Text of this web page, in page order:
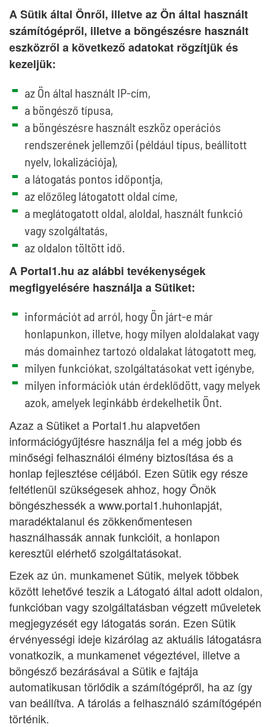
A Sütik által Önről, illetve az Ön által használt
számítógépről, illetve a böngészésre használt
eszközről a következő adatokat rögzítjük és
kezeljük:
az Ön által használt IP-cím,
a böngésző típusa,
a böngészésre használt eszköz operációs
rendszerének jellemzői (például típus, beállított
nyelv, lokalizációja),
a látogatás pontos időpontja,
az előzőleg látogatott oldal címe,
a meglátogatott oldal, aloldal, használt funkció
vagy szolgáltatás,
az oldalon töltött idő.
A Portal1.hu az alábbi tevékenységek
megfigyelésére használja a Sütiket:
információt ad arról, hogy Ön járt-e már
honlapunkon, illetve, hogy milyen aloldalakat vagy
más domainhez tartozó oldalakat látogatott meg,
milyen funkciókat, szolgáltatásokat vett igénybe,
milyen információk után érdeklődött, vagy melyek
azok, amelyek leginkább érdekelhetik Önt.
Azaz a Sütiket a Portal1.hu alapvetően
információgyűjtésre használja fel a még jobb és
minőségi felhasználói élmény biztosítása és a
honlap fejlesztése céljából. Ezen Sütik egy része
feltétlenül szükségesek ahhoz, hogy Önök
böngészhessék a www.portal1.huhonlapját,
maradéktalanul és zökkenőmentesen
használhassák annak funkcióit, a honlapon
keresztül elérhető szolgáltatásokat.
Ezek az ún. munkamenet Sütik, melyek többek
között lehetővé teszik a Látogató által adott oldalon,
funkcióban vagy szolgáltatásban végzett műveletek
megjegyzését egy látogatás során. Ezen Sütik
érvényességi ideje kizárólag az aktuális látogatásra
vonatkozik, a munkamenet végeztével, illetve a
böngésző bezárásával a Sütik e fajtája
automatikusan törlődik a számítógépről, ha az így
van beállítva. A tárolás a felhasználó számítógépén
történik.